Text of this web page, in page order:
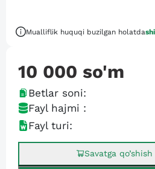
Mualliflik huquqi buzilgan holatda
10 000 so'm
Betlar soni:
Fayl hajmi :
Fayl turi:
Savatga qo’shish